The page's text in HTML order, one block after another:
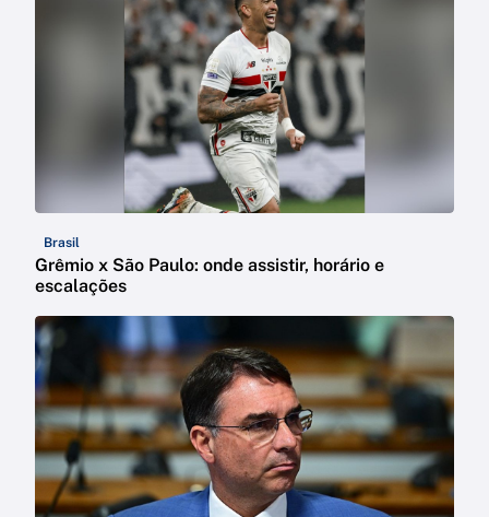
Brasil
Grêmio x São Paulo: onde assistir, horário e
escalações